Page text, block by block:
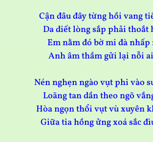
Cận đâu đây từng hồi vang
Da diết lòng sắp phải thoắt
Em nằm đó bờ mi đà nhấp
Anh âm thầm gửi lại nỗi
Nén nghẹn ngào vụt phi vào
Loãng tan dần theo ngõ
Hòa ngọn thổi vụt vù xuyên
Giữa tia hồng ửng xoá sắc